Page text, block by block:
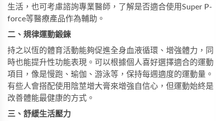
生活，也可考慮諮詢專業醫師，了解是否適合使用Super P-
force等醫療產品作為輔助。
二、規律運動鍛鍊
持之以恆的體育活動能夠促進全身血液循環、增強體力，同
時也能提升性功能表現。可以根據個人喜好選擇適合的運動
項目，像是慢跑、瑜伽、游泳等，保持每週適度的運動量。
有些人會搭配使用 陰莖增大膏來增強自信心，但運動始終是
改善體能最健康的方式。
三、舒緩生活壓力